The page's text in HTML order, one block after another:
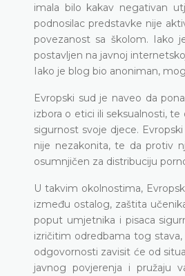
imala bilo kakav negativan
podnosilac predstavke nije
povezanost sa školom. Iako
postavljen na javnoj
Iako je blog bio anoniman,
Evropski sud je naveo da
izbora o etici ili seksualnosti,
sigurnost svoje djece.
nije nezakonita, te da protiv
osumnjičen za distribuciju
U takvim okolnostima,
između ostalog, zaštita
poput umjetnika i pisaca
izričitim odredbama tog stava,
odgovornosti zavisit će od
javnog povjerenja i pružaju